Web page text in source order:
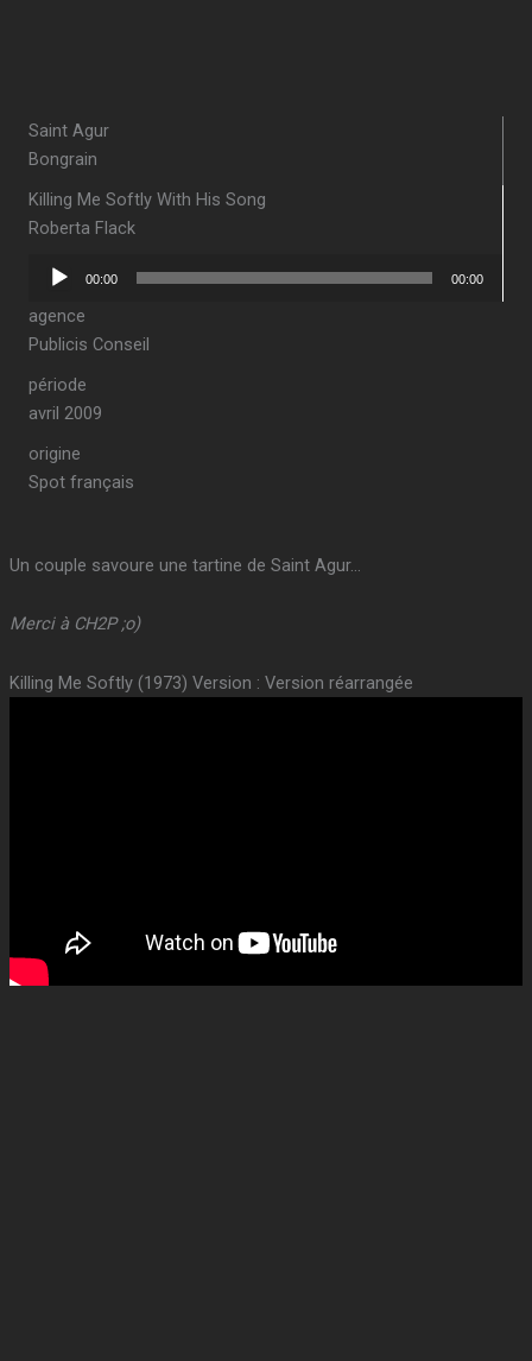
Saint Agur
Bongrain
Killing Me Softly With His Song
Roberta Flack
Lecteur
00:00 00:00
agence
Publicis Conseil
période
avril 2009
origine
Spot français
Un couple savoure une tartine de Saint Agur…
Merci à CH2P ;o)
Killing Me Softly (1973) Version : Version réarrangée